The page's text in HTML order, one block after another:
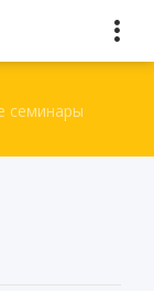
семинары